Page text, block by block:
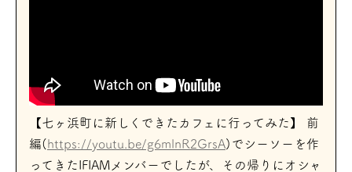
【七ヶ浜町に新しくできたカフェに行ってみた】 前
編( https://youtu.be/g6mlnR2GrsA)でシーソーを作
ってきたIFIAMメンバーでしたが、その帰りにオシャ